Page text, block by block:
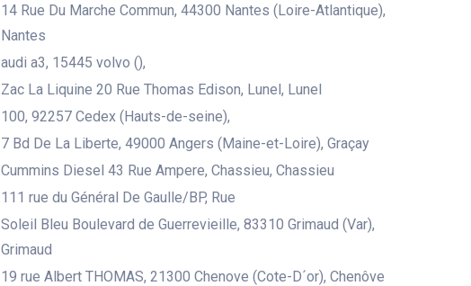
14 Rue Du Marche Commun, 44300 Nantes (Loire-Atlantique),
Nantes
audi a3, 15445 volvo (),
Zac La Liquine 20 Rue Thomas Edison, Lunel, Lunel
100, 92257 Cedex (Hauts-de-seine),
7 Bd De La Liberte, 49000 Angers (Maine-et-Loire), Graçay
Cummins Diesel 43 Rue Ampere, Chassieu, Chassieu
111 rue du Général De Gaulle/BP, Rue
Soleil Bleu Boulevard de Guerrevieille, 83310 Grimaud (Var),
Grimaud
19 rue Albert THOMAS, 21300 Chenove (Cote-D´or), Chenôve